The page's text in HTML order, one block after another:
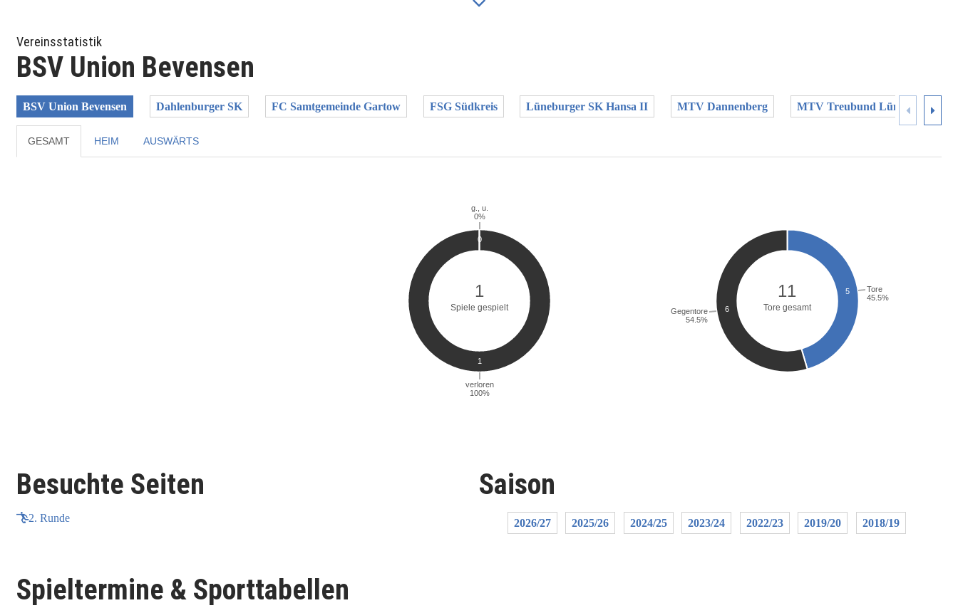
Vereinsstatistik
BSV Union Bevensen
BSV Union Bevensen Dahlenburger SK FC Samtgemeinde Gartow FSG Südkreis Lüneburger SK Hansa II MTV Dannenberg MTV Treubund Lüneburg II
GESAMT HEIM AUSWÄRTS
Besuchte Seiten
2. Runde
Saison
2026/27 2025/26 2024/25 2023/24 2022/23 2019/20 2018/19
Spieltermine & Sporttabellen